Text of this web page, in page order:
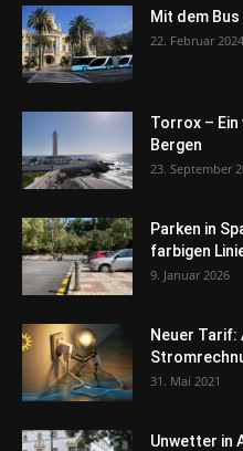
Mit dem
22. Februar 2024
Torrox –
Bergen
23. September
Parken in
farbigen
9. Januar 2026
Neuer Tarif:
31. Mai 2021
Unwetter in